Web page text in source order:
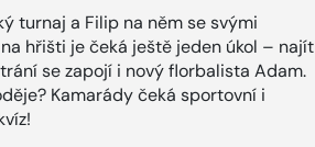
turnaj a Filip na něm se svými
hřišti je čeká ještě jeden úkol – najít
se zapojí i nový florbalista Adam.
Kamarády čeká sportovní i